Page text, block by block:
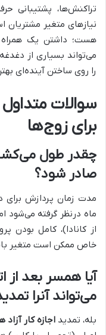
تراکنش‌ها، پشتیبانی
نیازهای متغیر مشتریان
هست؛ داشتن یک همراه
می‌تواند بسیاری از
را روی ساختن آینده‌ای
سوالات متداول
برای زوج‌ها
چقدر طول می‌کشد
صادر شود؟
مدت زمان پردازش برای
ماه درنظر گرفته می‌شود
خاص ممکن است متغیر
آیا همسر بعد از
می‌تواند آنرا
بله، تمدیداجازه کار آزاد